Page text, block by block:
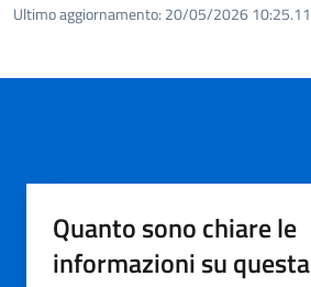
Ultimo aggiornamento: 20/05/2026 10:25.11
Quanto sono chiare le
informazioni su questa